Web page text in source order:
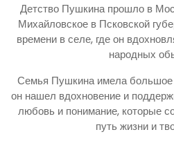
Детство Пушкина прошло в
Михайловское в Псковской
времени в селе, где он
народных
Семья Пушкина имела большое
он нашел вдохновение и
любовь и понимание, которые
путь жизни и